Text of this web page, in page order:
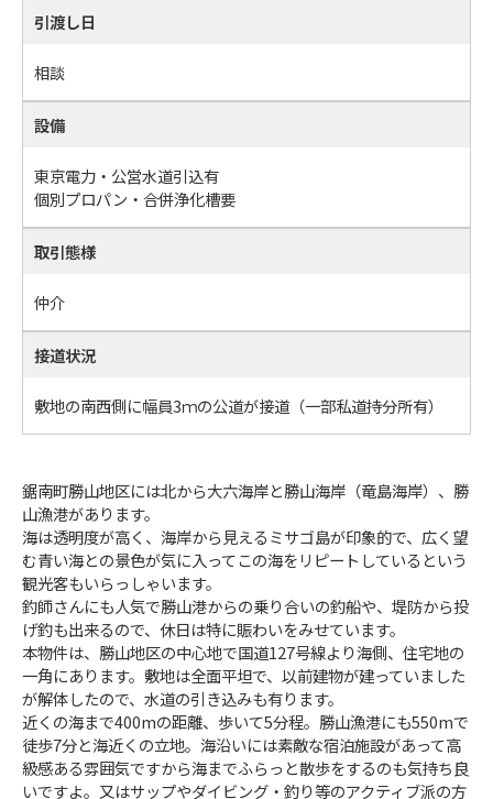
引渡し日
相談
設備
東京電力・公営水道引込有
個別プロパン・合併浄化槽要
取引態様
仲介
接道状況
敷地の南西側に幅員3ｍの公道が接道（一部私道持分所有）
鋸南町勝山地区には北から大六海岸と勝山海岸（竜島海岸）、勝
山漁港があります。
海は透明度が高く、海岸から見えるミサゴ島が印象的で、広く望
む青い海との景色が気に入ってこの海をリピートしているという
観光客もいらっしゃいます。
釣師さんにも人気で勝山港からの乗り合いの釣船や、堤防から投
げ釣も出来るので、休日は特に賑わいをみせています。
本物件は、勝山地区の中心地で国道127号線より海側、住宅地の
一角にあります。敷地は全面平坦で、以前建物が建っていました
が解体したので、水道の引き込みも有ります。
近くの海まで400mの距離、歩いて5分程。勝山漁港にも550mで
徒歩7分と海近くの立地。海沿いには素敵な宿泊施設があって高
級感ある雰囲気ですから海までふらっと散歩をするのも気持ち良
いですよ。又はサップやダイビング・釣り等のアクティブ派の方